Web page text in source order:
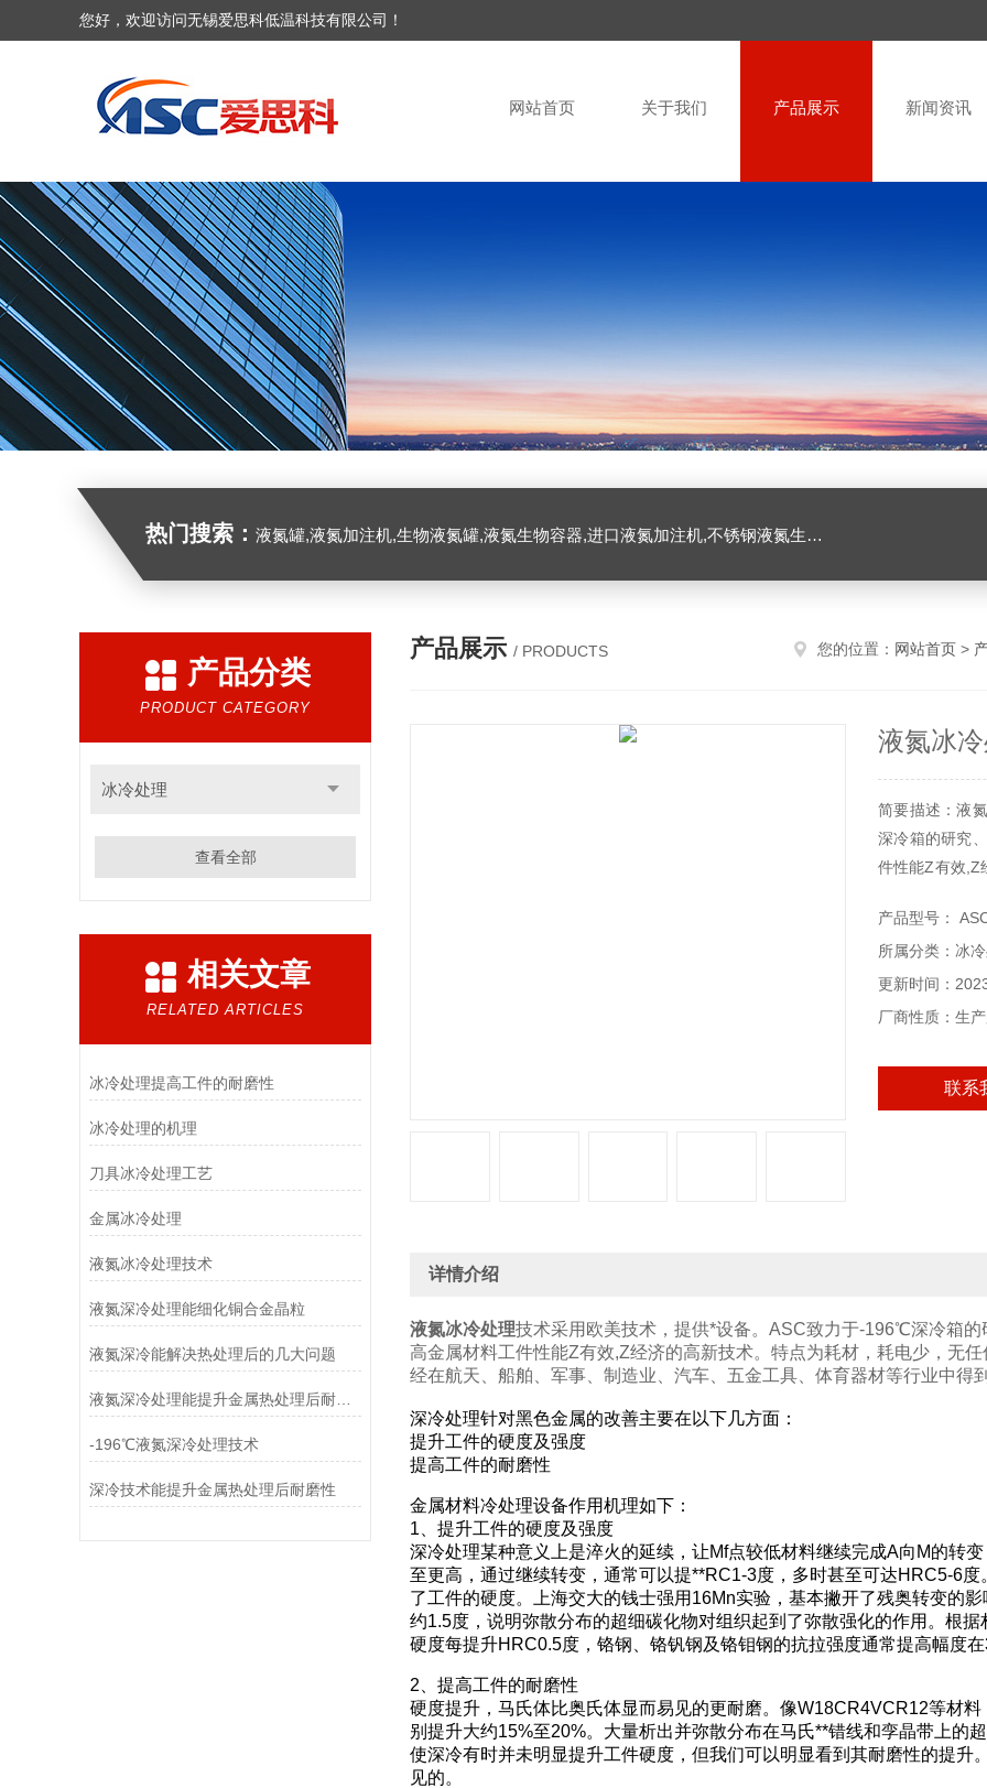
您好，欢迎访问无锡爱思科低温科技有限公司！
网站首页 关于我们 产品展示 新闻资讯
热门搜索： 液氮罐,液氮加注机,生物液氮罐,液氮生物容器,进口液氮加注机,不锈钢液氮生物容器
产品分类
PRODUCT CATEGORY
冰冷处理
查看全部
相关文章
RELATED ARTICLES
冰冷处理提高工件的耐磨性
冰冷处理的机理
刀具冰冷处理工艺
金属冰冷处理
液氮冰冷处理技术
液氮深冷处理能细化铜合金晶粒
液氮深冷能解决热处理后的几大问题
液氮深冷处理能提升金属热处理后耐磨性
-196℃液氮深冷处理技术
深冷技术能提升金属热处理后耐磨性
产品展示 / PRODUCTS 您的位置： 网站首页 >
液氮冰
简要描述：液
深冷箱的研究
件性能Z有效,Z
车、五金工具
产品型号：
所属分类：冰
更新时间：
厂商性质：生
联系
详情介绍
液氮冰冷处理技术采用欧美技术，提供*设备。ASC致力于-196℃深冷箱
高金属材料工件性能Z有效,Z经济的高新技术。特点为耗材，耗电少，无
经在航天、船舶、军事、制造业、汽车、五金工具、体育器材等行业中得
深冷处理针对黑色金属的改善主要在以下几方面：
提升工件的硬度及强度
提高工件的耐磨性
金属材料冷处理设备作用机理如下：
1、提升工件的硬度及强度
深冷处理某种意义上是淬火的延续，让Mf点较低材料继续完成A向M的转
至更高，通过继续转变，通常可以提**RC1-3度，多时甚至可达HRC5-6
了工件的硬度。上海交大的钱士强用16Mn实验，基本撇开了残奥转变的
约1.5度，说明弥散分布的超细碳化物对组织起到了弥散强化的作用。根
硬度每提升HRC0.5度，铬钢、铬钒钢及铬钼钢的抗拉强度通常提高幅度在
2、提高工件的耐磨性
硬度提升，马氏体比奥氏体显而易见的更耐磨。像W18CR4VCR12等材
别提升大约15%至20%。大量析出并弥散分布在马氏**错线和孪晶带上的
使深冷有时并未明显提升工件硬度，但我们可以明显看到其耐磨性的提升
见的。